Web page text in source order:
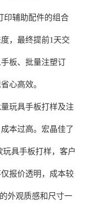
印辅助配件的组合
，最终提前1天交
板、批量注塑订
心高效。
玩具手板打样及注
本过高。宏晶佳了
具手板打样，客户
报价透明，成本较
外观质感和尺寸一